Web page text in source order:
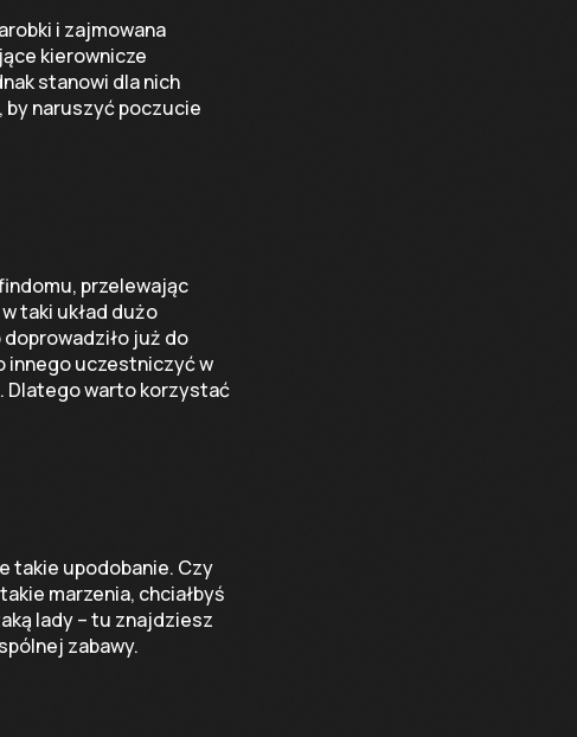
i zajmowana
kierownicze
stanowi dla nich
naruszyć poczucie
przelewając
taki układ dużo
już do
innego uczestniczyć w
Dlatego warto korzystać
takie upodobanie. Czy
marzenia, chciałbyś
lady – tu znajdziesz
zabawy.